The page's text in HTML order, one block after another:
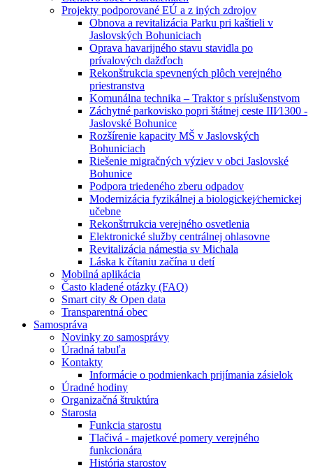
Projekty podporované EÚ a z iných zdrojov
Obnova a revitalizácia Parku pri kaštieli v
Jaslovských Bohuniciach
Oprava havarijného stavu stavidla po
prívalových dažďoch
Rekonštrukcia spevnených plôch verejného
priestranstva
Komunálna technika – Traktor s príslušenstvom
Záchytné parkovisko popri štátnej ceste III⁄1300 -
Jaslovské Bohunice
Rozšírenie kapacity MŠ v Jaslovských
Bohuniciach
Riešenie migračných výziev v obci Jaslovské
Bohunice
Podpora triedeného zberu odpadov
Modernizácia fyzikálnej a biologickej⁄chemickej
učebne
Rekonštrrukcia verejného osvetlenia
Elektronické služby centrálnej ohlasovne
Revitalizácia námestia sv Michala
Láska k čítaniu začína u detí
Mobilná aplikácia
Často kladené otázky (FAQ)
Smart city & Open data
Transparentná obec
Samospráva
Novinky zo samosprávy
Úradná tabuľa
Kontakty
Informácie o podmienkach prijímania zásielok
Úradné hodiny
Organizačná štruktúra
Starosta
Funkcia starostu
Tlačivá - majetkové pomery verejného
funkcionára
História starostov